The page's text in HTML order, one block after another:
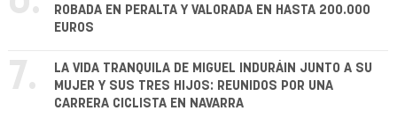
ROBADA EN PERALTA Y VALORADA EN HASTA 200.000
EUROS
7.
LA VIDA TRANQUILA DE MIGUEL INDURÁIN JUNTO A SU
MUJER Y SUS TRES HIJOS: REUNIDOS POR UNA
CARRERA CICLISTA EN NAVARRA